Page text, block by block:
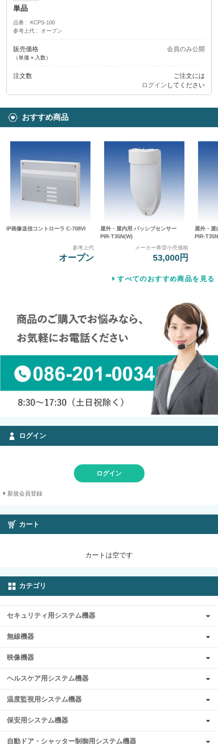
単品
品番
KCPS-100
参考上代
オープン
販売価格
（単価 × 入数）
会員のみ公開
注文数
ご注文には
ログイン してください
おすすめ商品
IP画像送信コントローラ C-708VI
参考上代
オープン
屋外・屋内用 パッシブセンサー
PIR-T35N(W)
メーカー希望小売価格
53,000円
屋外・屋
PIR-
すべてのおすすめ商品を見る
ログイン
ログイン
新規会員登録
カート
カートは空です
カテゴリ
セキュリティ用システム機器
無線機器
映像機器
ヘルスケア用システム機器
温度監視用システム機器
保安用システム機器
自動ドア・シャッター制御用システム機器